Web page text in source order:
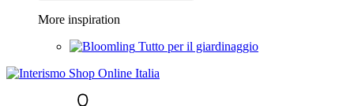
More inspiration
Tutto per il giardinaggio